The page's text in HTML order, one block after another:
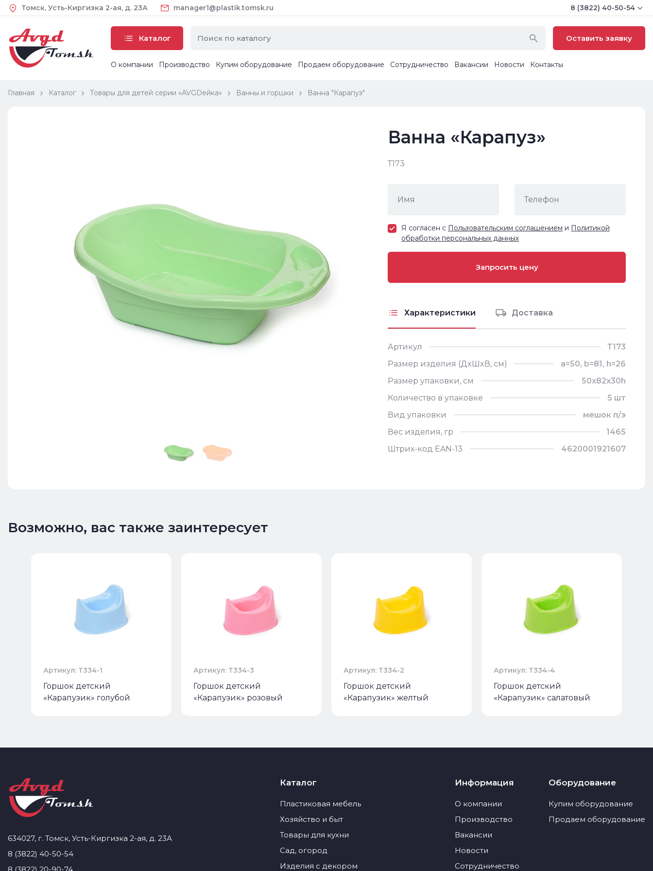
Томск, Усть-Киргизка 2-ая, д. 23А manager1@plastik.tomsk.ru 8 (3822) 40-50-54
Каталог Оставить заявку
О компании Производство Купим оборудование Продаем оборудование Сотрудничество Вакансии Новости Контакты
Главная Каталог Товары для детей серии «AVGDейка» Ванны и горшки Ванна "Карапуз"
Ванна «Карапуз»
Т173
Я согласен с Пользовательским соглашением и Политикой
обработки персональных данных
Характеристики Доставка
Артикул
Т173
Размер изделия (ДxШxВ, см)
a=50, b=81, h=26
Размер упаковки, см
50х82х30h
Количество в упаковке
5 шт
Вид упаковки
мешок п/э
Вес изделия, гр
1465
Штрих-код EAN-13
4620001921607
Возможно, вас также заинтересует
Артикул: Т334-1
Горшок детский
«Карапузик» голубой
Артикул: Т334-3
Горшок детский
«Карапузик» розовый
Артикул: Т334-2
Горшок детский
«Карапузик» желтый
Артикул: Т334-4
Горшок детский
«Карапузик» салатовый
634027, г. Томск, Усть-Киргизка 2-ая, д. 23А
8 (3822) 40-50-54
Каталог
Пластиковая мебель
Хозяйство и быт
Товары для кухни
Сад, огород
Изделия с декором
Информация
О компании
Производство
Вакансии
Новости
Сотрудничество
Оборудование
Купим оборудование
Продаем оборудование